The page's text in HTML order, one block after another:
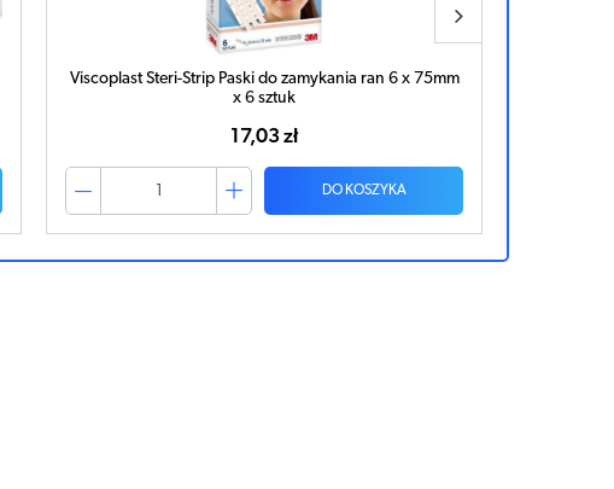
Viscoplast Steri-Strip Paski do zamykania ran 6 x 75mm
x 6 sztuk
17,03 zł
DO KOSZYKA